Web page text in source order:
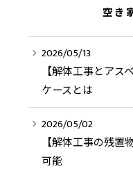
空き
2026/05/13
【解体工事とア
ケースとは
2026/05/02
【解体工事の残
可能